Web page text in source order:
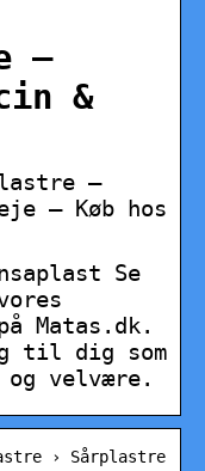
–
&
–
– Køb hos
Se
Matas.dk.
til dig som
velvære.
› Sårplastre